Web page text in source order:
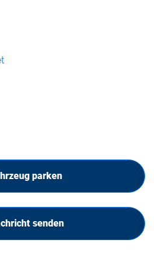
parken
senden